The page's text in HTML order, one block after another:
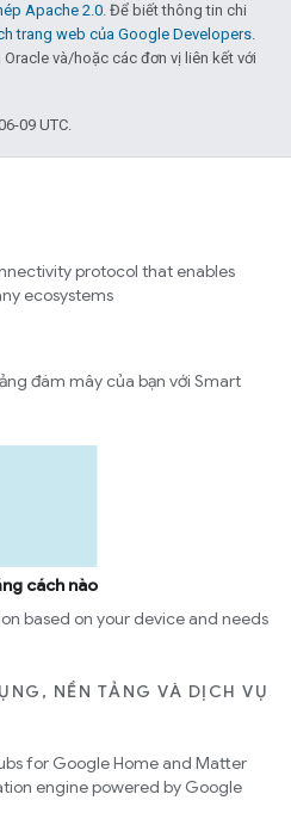
Apache 2.0. Để biết thông tin chi
trang web của Google Developers.
và/hoặc các đơn vị liên kết với
09 UTC.
protocol that enables
ecosystems
đám mây của bạn với Smart
cách nào
based on your device and needs
NỀN TẢNG VÀ DỊCH VỤ
for Google Home and Matter
engine powered by Google